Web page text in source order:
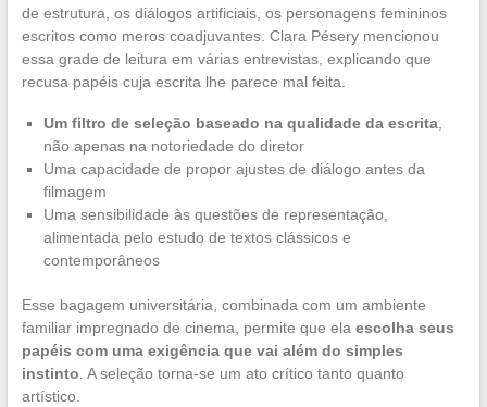
de estrutura, os diálogos artificiais, os personagens femininos
escritos como meros coadjuvantes. Clara Pésery mencionou
essa grade de leitura em várias entrevistas, explicando que
recusa papéis cuja escrita lhe parece mal feita.
Um filtro de seleção baseado na qualidade da escrita,
não apenas na notoriedade do diretor
Uma capacidade de propor ajustes de diálogo antes da
filmagem
Uma sensibilidade às questões de representação,
alimentada pelo estudo de textos clássicos e
contemporâneos
Esse bagagem universitária, combinada com um ambiente
familiar impregnado de cinema, permite que ela escolha seus
papéis com uma exigência que vai além do simples
instinto . A seleção torna-se um ato crítico tanto quanto
artístico.